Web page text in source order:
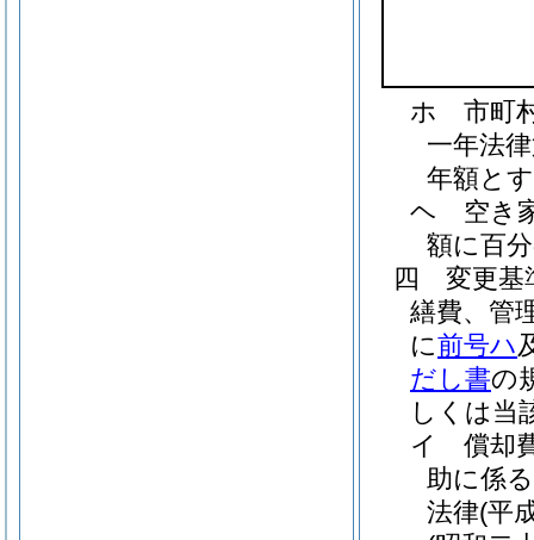
ホ
市町
一年法
年額と
ヘ
空き
額に百
四
変更
繕費、管
に前号ハ
だし書の
しくは当
イ
償却
助に係
法律(平